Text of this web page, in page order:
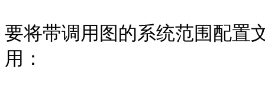
要将带调用图的系统范围配
用：